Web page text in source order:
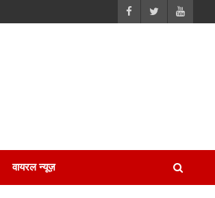
वायरल न्यूज़